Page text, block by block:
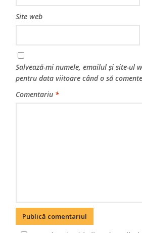
Site web
Salvează-mi numele, emailul și site-ul
pentru data viitoare când o să
Comentariu *